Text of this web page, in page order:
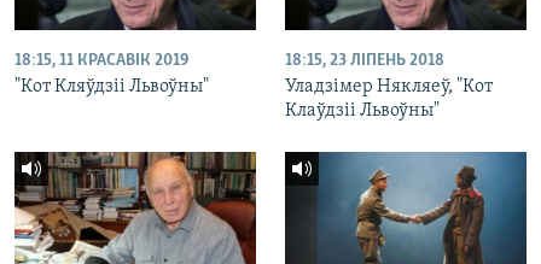
18:15, 11 КРАСАВІК 2019
"Кот Кляўдзіі Львоўны"
18:15, 23 ЛІПЕНЬ 2018
Уладзімер Някляеў, "Кот
Клаўдзіі Львоўны"